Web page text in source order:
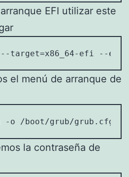
EFI utilizar este
target=x86_64-efi --efi-
el menú de arranque de
-o /boot/grub/grub.cfg
la contraseña de